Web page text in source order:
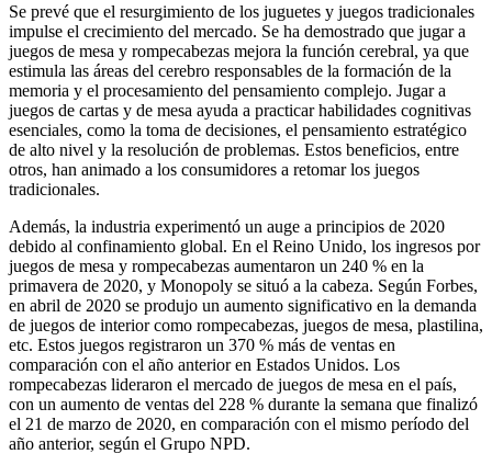
Se prevé que el resurgimiento de los juguetes y juegos tradicionales
impulse el crecimiento del mercado. Se ha demostrado que jugar a
juegos de mesa y rompecabezas mejora la función cerebral, ya que
estimula las áreas del cerebro responsables de la formación de la
memoria y el procesamiento del pensamiento complejo. Jugar a
juegos de cartas y de mesa ayuda a practicar habilidades cognitivas
esenciales, como la toma de decisiones, el pensamiento estratégico
de alto nivel y la resolución de problemas. Estos beneficios, entre
otros, han animado a los consumidores a retomar los juegos
tradicionales.
Además, la industria experimentó un auge a principios de 2020
debido al confinamiento global. En el Reino Unido, los ingresos por
juegos de mesa y rompecabezas aumentaron un 240 % en la
primavera de 2020, y Monopoly se situó a la cabeza. Según Forbes,
en abril de 2020 se produjo un aumento significativo en la demanda
de juegos de interior como rompecabezas, juegos de mesa, plastilina,
etc. Estos juegos registraron un 370 % más de ventas en
comparación con el año anterior en Estados Unidos. Los
rompecabezas lideraron el mercado de juegos de mesa en el país,
con un aumento de ventas del 228 % durante la semana que finalizó
el 21 de marzo de 2020, en comparación con el mismo período del
año anterior, según el Grupo NPD.